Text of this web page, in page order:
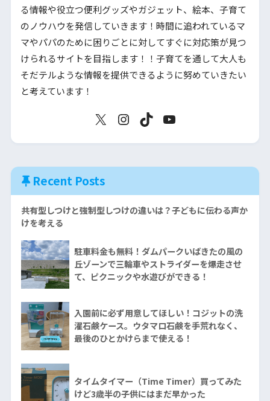
る情報や役立つ便利グッズやガジェット、絵本、子育て
のノウハウを発信していきます！時間に追われているマ
マやパパのために困りごとに対してすぐに対応策が見つ
けられるサイトを目指します！！子育てを通して大人も
そだテルような情報を提供できるように努めていきたい
と考えています！
Recent Posts
共有型しつけと強制型しつけの違いは？子どもに伝わる声か
けを考える
駐車料金も無料！ダムパークいばきたの風の
丘ゾーンで三輪車やストライダーを爆走させ
て、ピクニックや水遊びができる！
入園前に必ず用意してほしい！コジットの洗
濯石鹸ケース。ウタマロ石鹸を手荒れなく、
最後のひとかけらまで使える！
タイムタイマー（Time Timer）買ってみた
けど3歳半の子供にはまだ早かった